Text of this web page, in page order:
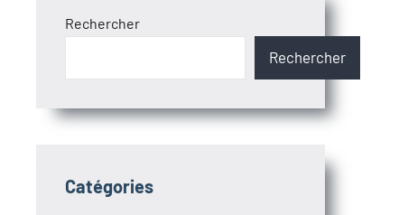
Rechercher
Rechercher
Catégories